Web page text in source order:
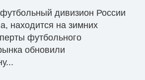
дивизион России
находится на зимних
футбольного
обновили